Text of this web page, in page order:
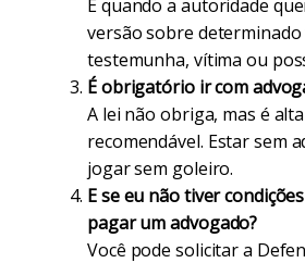
É quando a autoridade
versão sobre
testemunha, vítima ou
É obrigatório ir com
A lei não obriga, mas é
recomendável. Estar sem
jogar sem goleiro.
E se eu não tiver
pagar um advogado?
Você pode solicitar a